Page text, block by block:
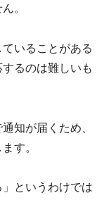
。
いることがある
るのは難しいも
知が届くため、
す。
というわけでは